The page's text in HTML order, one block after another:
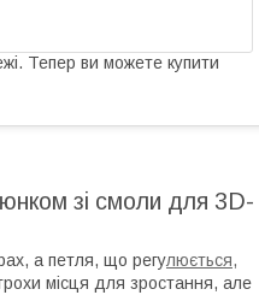
Тепер ви можете купити
зі смоли для 3D-
а петля, що регулюється,
місця для зростання, але